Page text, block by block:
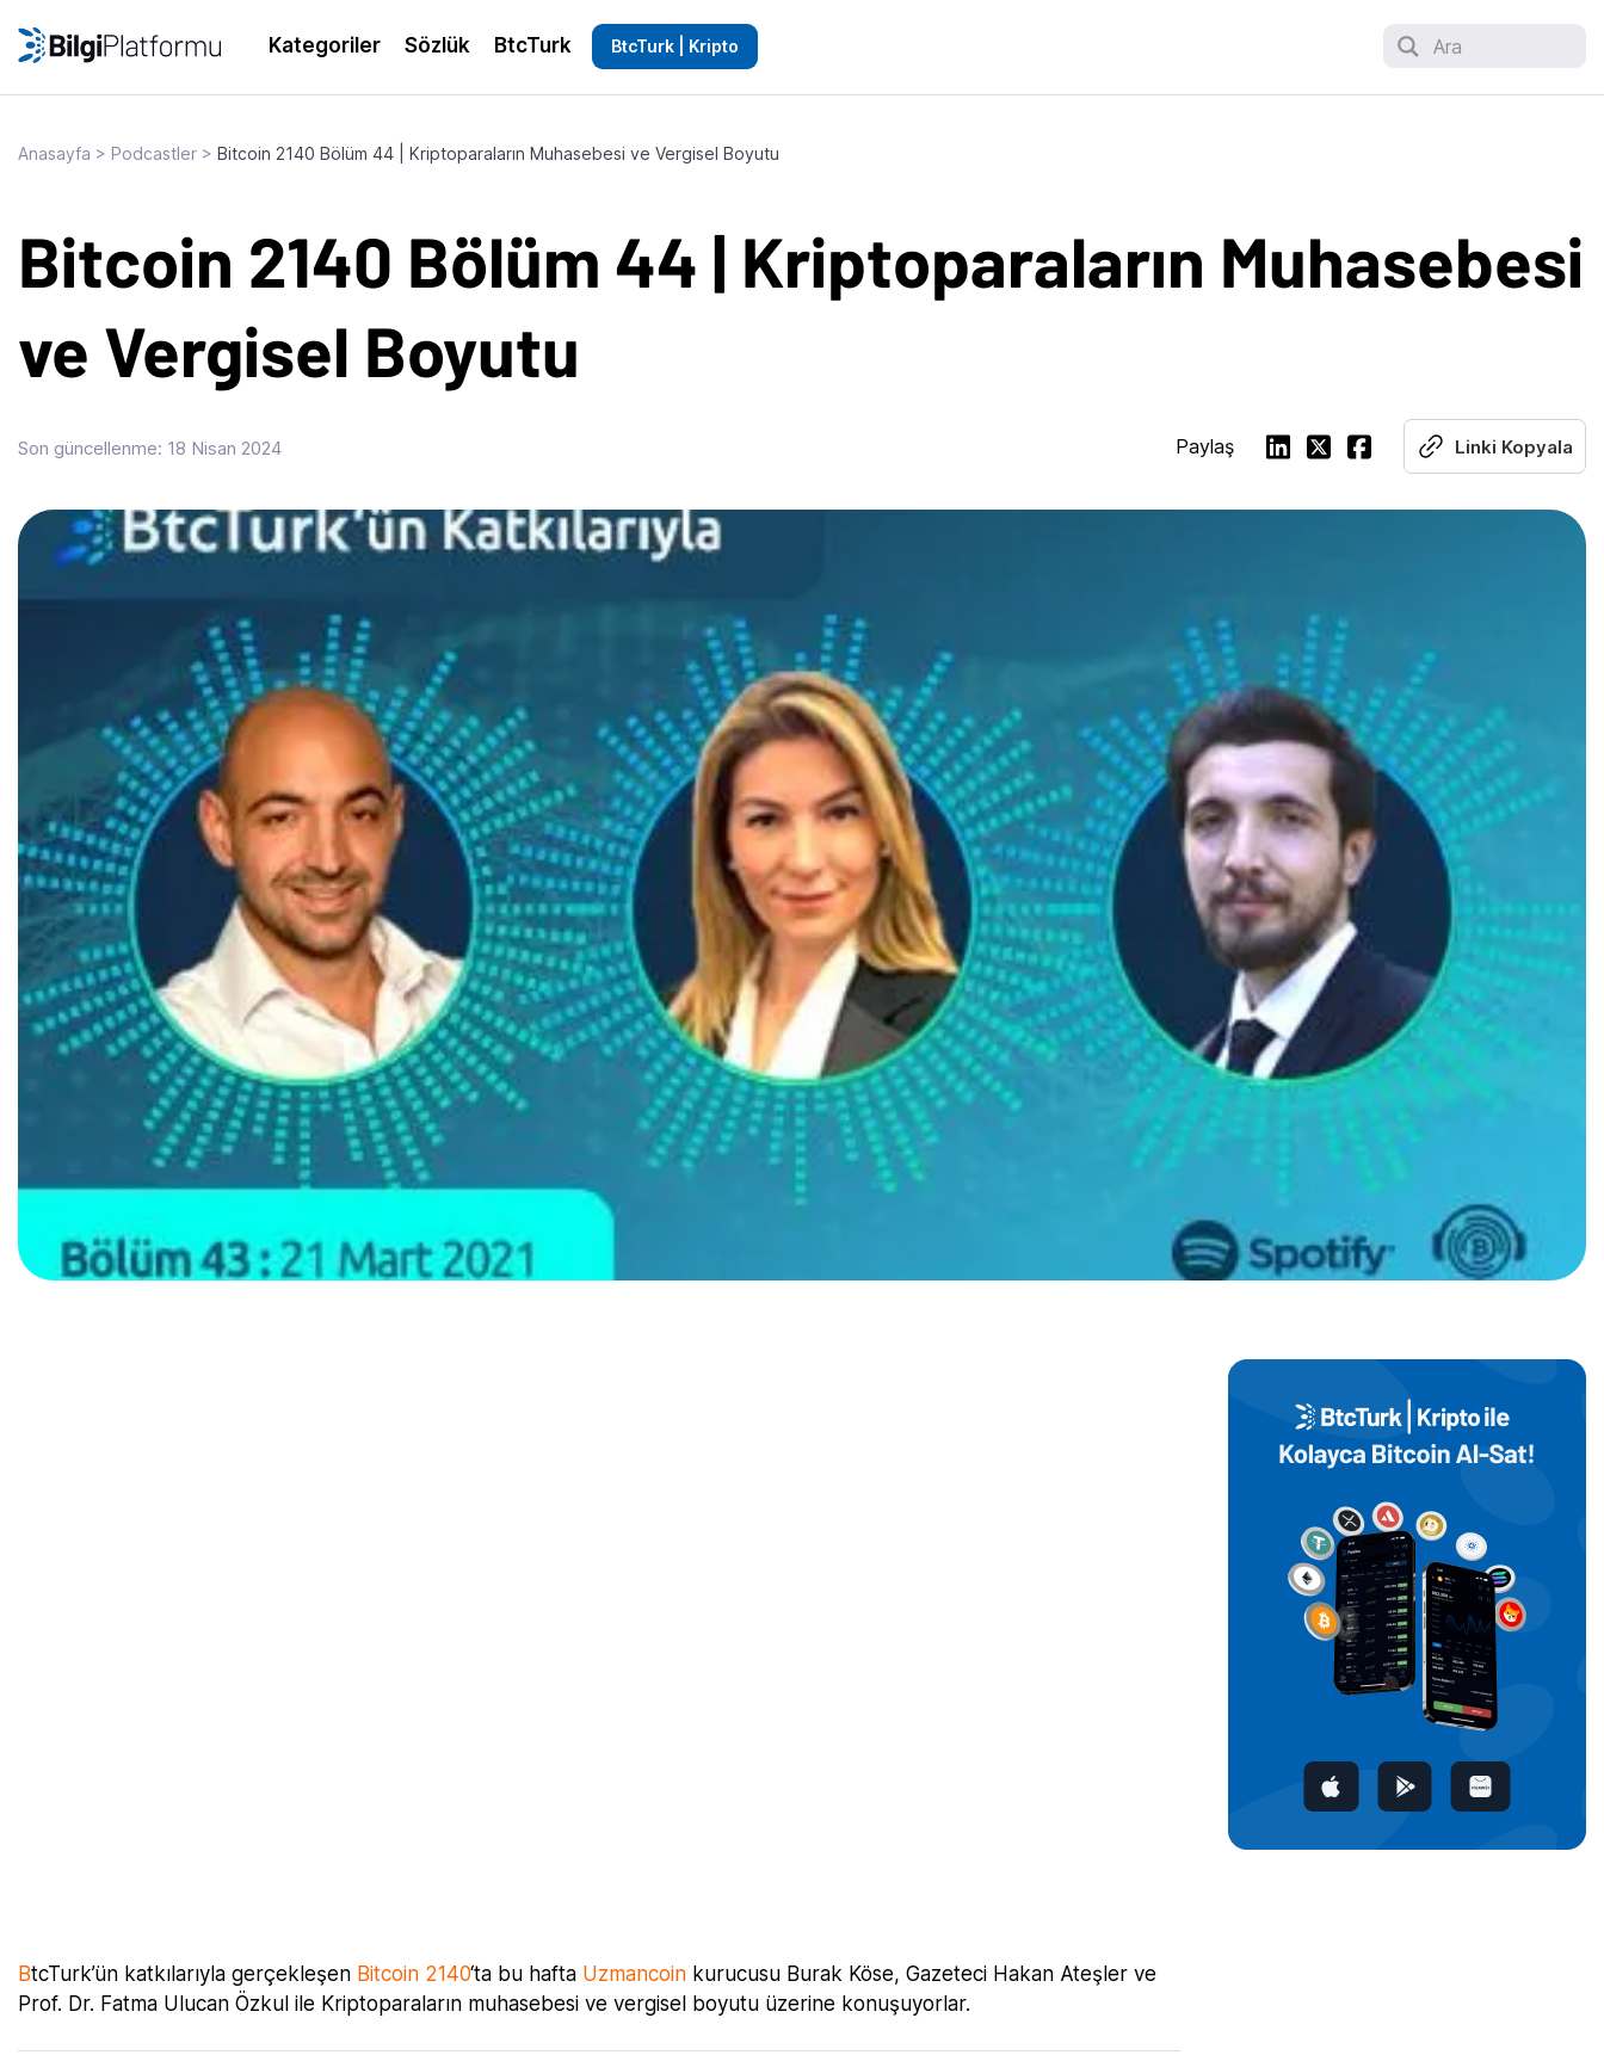
content
Kategoriler Sözlük BtcTurk BtcTurk | Kripto Ara
Anasayfa > Podcastler > Bitcoin 2140 Bölüm 44 | Kriptoparaların Muhasebesi ve Vergisel Boyutu
Bitcoin 2140 Bölüm 44 | Kriptoparaların Muhasebesi
ve Vergisel Boyutu
Son güncellenme: 18 Nisan 2024 Paylaş Linki Kopyala
BtcTurk’ün katkılarıyla gerçekleşen Bitcoin 2140‘ta bu hafta Uzmancoin kurucusu Burak Köse, Gazeteci Hakan Ateşler ve
Prof. Dr. Fatma Ulucan Özkul ile Kriptoparaların muhasebesi ve vergisel boyutu üzerine konuşuyorlar.